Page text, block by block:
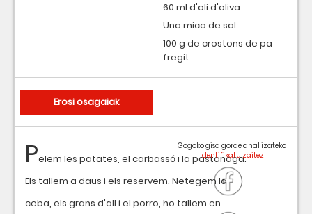
Pelem les patates, el carbassó i la pastanaga.
Els tallem a daus i els reservem. Netegem la
ceba, els grans d'all i el porro, ho tallem en
Gogoko gisa gorde ahal izateko
60 ml d'oli d'oliva
Una mica de sal
100 g de crostons de pa
fregit
Erosi osagaiak